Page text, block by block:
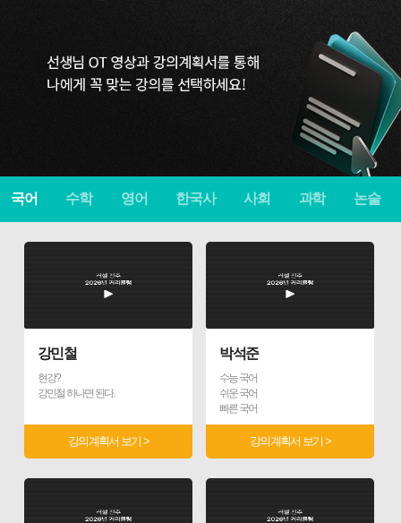
국어 수학 영어 한국사 사회 과학 논술
강민철
현강?
강민철 하나면 된다.
박석준
수능 국어
쉬운 국어
빠른 국어